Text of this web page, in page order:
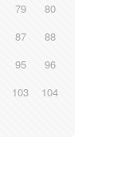
79
80
87
88
95
96
103
104